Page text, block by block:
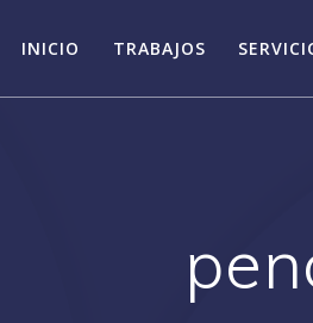
INICIO TRABAJOS